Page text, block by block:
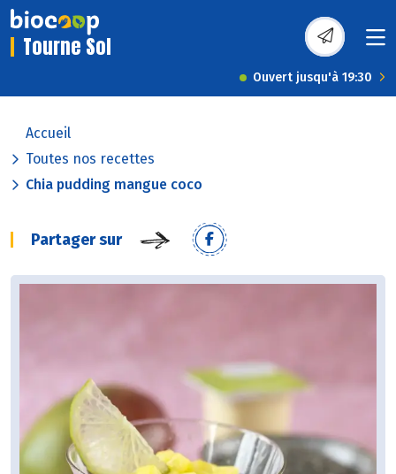
Tourne Sol
Ouvert jusqu'à 19:30
Accueil
Toutes nos recettes
Chia pudding mangue coco
Partager sur